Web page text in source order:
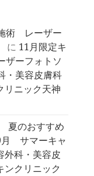
術 レーザー
に 11月限定キ
ザーフォトソ
・美容皮膚科
リニック天神
夏のおすすめ
月 サマーキャ
外科・美容皮
ンクリニック